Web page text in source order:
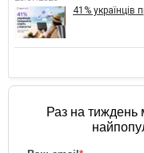
41% українців
Раз на тиждень